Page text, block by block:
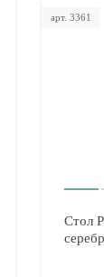
арт. 3361
Стол